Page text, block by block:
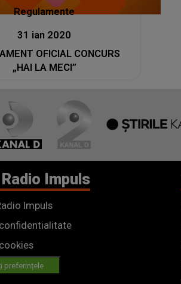
Regulamente
31 ian 2020
OFICIAL CONCURS
„HAI LA MECI”
Impuls
Impuls
preferințele